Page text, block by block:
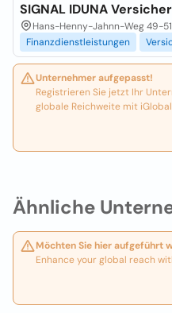
Ähnliche
Möchten Sie hier aufgeführt
Enhance your global reach
SIGNAL IDUNA
Hans-Henny-Jahnn-Weg 49-
Finanzdienstleistungen
Unternehmer aufgepasst!
Registrieren Sie jetzt Ihr
globale Reichweite mit